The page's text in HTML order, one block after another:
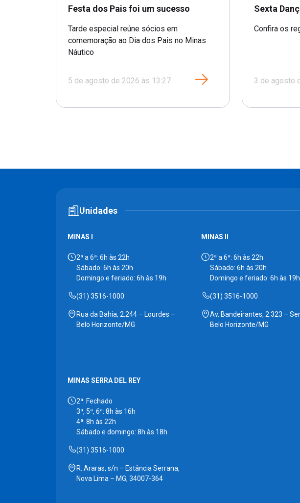
Festa dos Pais foi um sucesso
Tarde especial reúne sócios em
comemoração ao Dia dos Pais no Minas
Náutico
5 de agosto de 2026 às 13:27
Sexta
Confira os
3 de agosto
Unidades
MINAS I
2ª a 6ª: 6h às 22h
Sábado: 6h às 20h
Domingo e feriado: 6h às 19h
(31) 3516-1000
Rua da Bahia, 2.244 – Lourdes –
Belo Horizonte/MG
MINAS II
2ª a 6ª: 6h às 22h
Sábado: 6h às 20h
Domingo e feriado: 6h às 19h
(31) 3516-1000
Av. Bandeirantes, 2.323 –
Belo Horizonte/MG
MINAS SERRA DEL REY
2ª: Fechado
3ª, 5ª, 6ª: 8h às 16h
4ª: 8h às 22h
Sábado e domingo: 8h às 18h
(31) 3516-1000
R. Araras, s/n – Estância Serrana,
Nova Lima – MG, 34007-364